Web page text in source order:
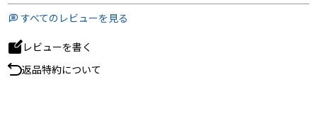
すべてのレビューを見る
レビューを書く
返品特約について